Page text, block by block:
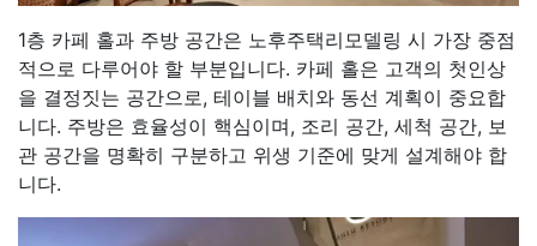
1층 카페 홀과 주방 공간은 노후주택리모델링 시 가장 중점
적으로 다루어야 할 부분입니다. 카페 홀은 고객의 첫인상
을 결정짓는 공간으로, 테이블 배치와 동선 계획이 중요합
니다. 주방은 효율성이 핵심이며, 조리 공간, 세척 공간, 보
관 공간을 명확히 구분하고 위생 기준에 맞게 설계해야 합
니다.